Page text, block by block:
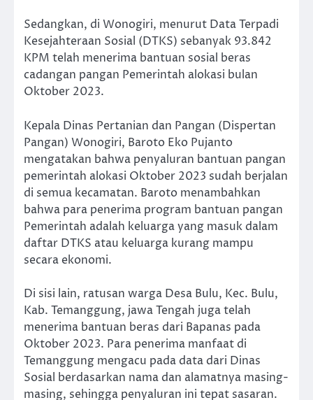
Sedangkan, di Wonogiri, menurut Data Terpadi
Kesejahteraan Sosial (DTKS) sebanyak 93.842
KPM telah menerima bantuan sosial beras
cadangan pangan Pemerintah alokasi bulan
Oktober 2023.
Kepala Dinas Pertanian dan Pangan (Dispertan
Pangan) Wonogiri, Baroto Eko Pujanto
mengatakan bahwa penyaluran bantuan pangan
pemerintah alokasi Oktober 2023 sudah berjalan
di semua kecamatan. Baroto menambahkan
bahwa para penerima program bantuan pangan
Pemerintah adalah keluarga yang masuk dalam
daftar DTKS atau keluarga kurang mampu
secara ekonomi.
Di sisi lain, ratusan warga Desa Bulu, Kec. Bulu,
Kab. Temanggung, jawa Tengah juga telah
menerima bantuan beras dari Bapanas pada
Oktober 2023. Para penerima manfaat di
Temanggung mengacu pada data dari Dinas
Sosial berdasarkan nama dan alamatnya masing-
masing, sehingga penyaluran ini tepat sasaran.